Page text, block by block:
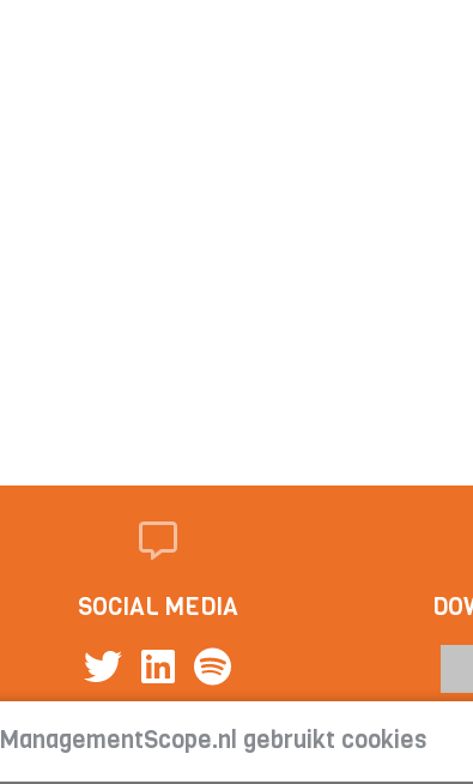
SOCIAL MEDIA
Contact
ManagementScope.nl gebruikt cookies